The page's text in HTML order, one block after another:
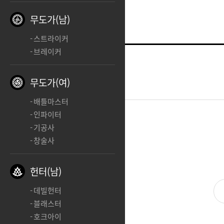
2025.03.22 11:14
무도가(남)
스트라이커
브레이커
무도가(여)
배틀마스터
인파이터
기공사
창술사
헌터(남)
데빌헌터
블래스터
호크아이